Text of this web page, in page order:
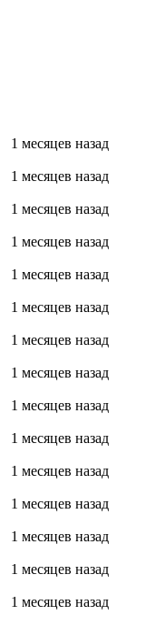
1 месяцев назад
1 месяцев назад
1 месяцев назад
1 месяцев назад
1 месяцев назад
1 месяцев назад
1 месяцев назад
1 месяцев назад
1 месяцев назад
1 месяцев назад
1 месяцев назад
1 месяцев назад
1 месяцев назад
1 месяцев назад
1 месяцев назад